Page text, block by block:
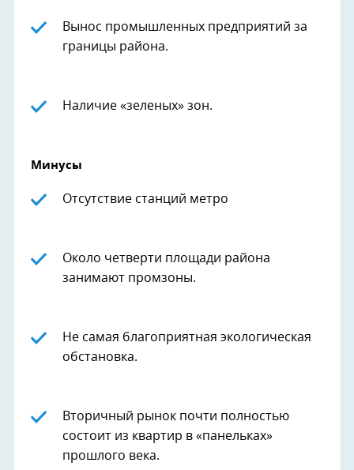
Вынос промышленных предприятий за
границы района.
Наличие «зеленых» зон.
Минусы
Отсутствие станций метро
Около четверти площади района
занимают промзоны.
Не самая благоприятная экологическая
обстановка.
Вторичный рынок почти полностью
состоит из квартир в «панельках»
прошлого века.